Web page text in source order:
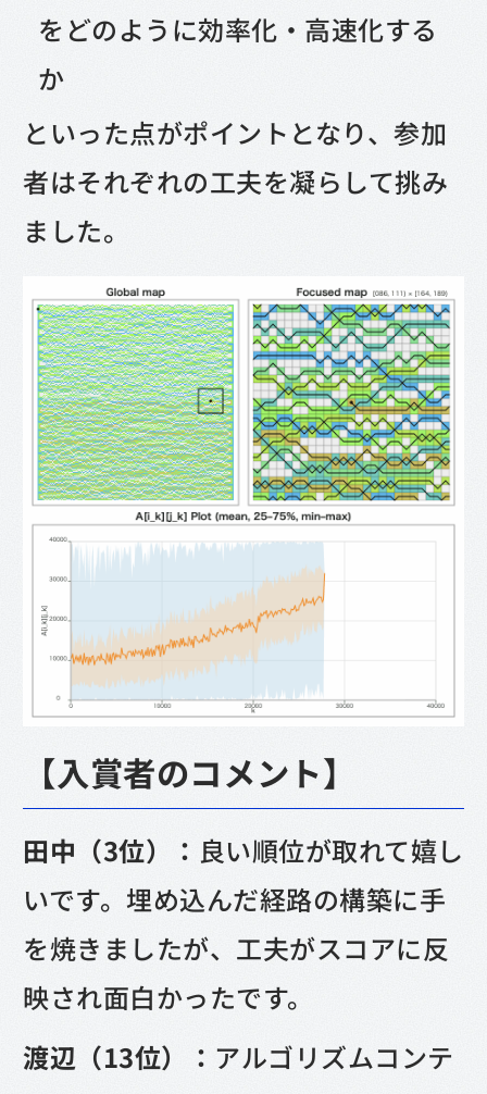
をどのように効率化・高速化する
か
といった点がポイントとなり、参加
者はそれぞれの工夫を凝らして挑み
ました。
【入賞者のコメント】
田中（3位）： 良い順位が取れて嬉し
いです。埋め込んだ経路の構築に手
を焼きましたが、工夫がスコアに反
映され面白かったです。
渡辺（13位）： アルゴリズムコンテ